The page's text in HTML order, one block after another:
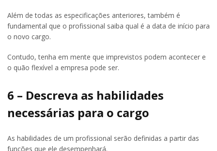
Além de todas as especificações anteriores, também é
fundamental que o profissional saiba qual é a data de início para
o novo cargo.
Contudo, tenha em mente que imprevistos podem acontecer e
o quão flexível a empresa pode ser.
6 – Descreva as habilidades
necessárias para o cargo
As habilidades de um profissional serão definidas a partir das
funções que ele desempenhará.